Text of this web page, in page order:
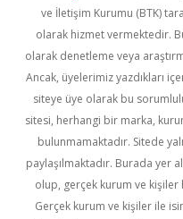
ve İletişim Kurumu (BTK)
olarak hizmet vermektedir.
olarak denetleme veya
Ancak, üyelerimiz yazdıkları
siteye üye olarak bu
sitesi, herhangi bir marka,
bulunmamaktadır. Sitede
paylaşılmaktadır. Burada yer
olup, gerçek kurum ve kişiler
Gerçek kurum ve kişiler ile